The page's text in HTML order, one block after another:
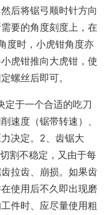
后将锯弓顺时针方向
要的角度刻度上，在
度时，小虎钳角度亦
虎钳推向大虎钳，使
螺丝后即可。
定于一个合适的吃刀
速度（锯带转速）、
决定。2、齿锯大
割不稳定，又由于每
拉齿、崩损。如果齿
使用后不久即出现磨
件时、应尽量使用粗